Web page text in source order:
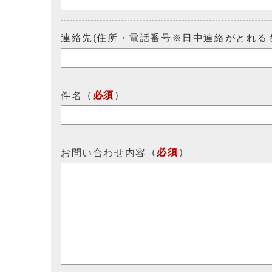
連絡先(住所・電話番号※日中連絡がとれる
件名 （ 必須 ）
お問い合わせ内容 （ 必須 ）